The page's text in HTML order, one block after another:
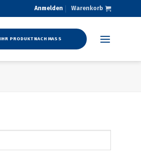
Anmelden Warenkorb
IHR PRODUKT NACH MASS